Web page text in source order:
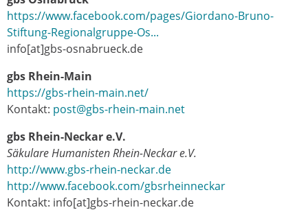
https://www.facebook.com/pages/Giordano-Bruno-
Stiftung-Regionalgruppe-Os...
info[at]gbs-osnabrueck.de
gbs Rhein-Main
https://gbs-rhein-main.net/
Kontakt: post@gbs-rhein-main.net
gbs Rhein-Neckar e.V.
Säkulare Humanisten Rhein-Neckar e.V.
http://www.gbs-rhein-neckar.de
http://www.facebook.com/gbsrheinneckar
Kontakt: info[at]gbs-rhein-neckar.de